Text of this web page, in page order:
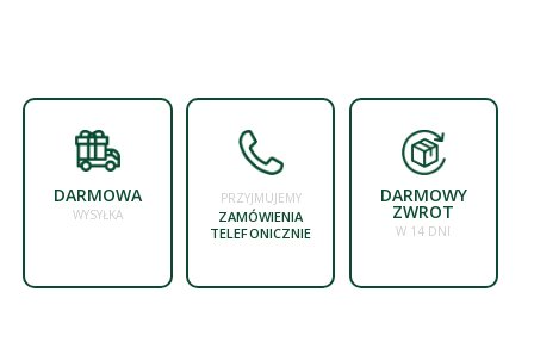
DARMOWA
WYSYŁKA
PRZYJMUJEMY
ZAMÓWIENIA
TELEFONICZNIE
DARMOWY
ZWROT
W 14 DNI